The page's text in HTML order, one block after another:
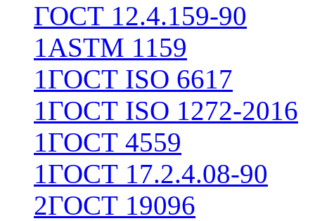
ГОСТ 12.4.159-90
1ASTM 1159
1ГОСТ ISO 6617
1ГОСТ ISO 1272-2016
1ГОСТ 4559
1ГОСТ 17.2.4.08-90
2ГОСТ 19096